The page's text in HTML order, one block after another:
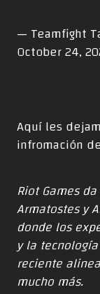
— Teamfight
October 24,
Aquí les
infromación
Riot Games
Armatostes y
donde los
y la
reciente
mucho más.